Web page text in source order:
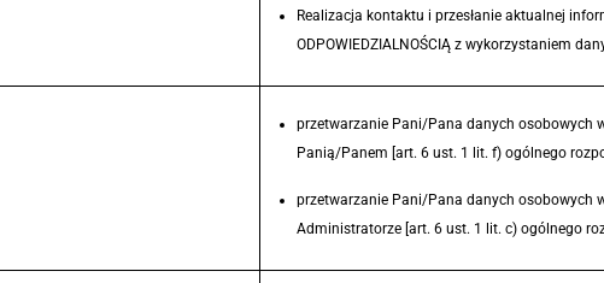
Realizacja kontaktu i przesłanie aktualnej
ODPOWIEDZIALNOŚCIĄ z wykorzystaniem
przetwarzanie Pani/Pana danych osobowych
Panią/Panem [art. 6 ust. 1 lit. f) ogólnego
przetwarzanie Pani/Pana danych osobowych
Administratorze [art. 6 ust. 1 lit. c) ogólnego